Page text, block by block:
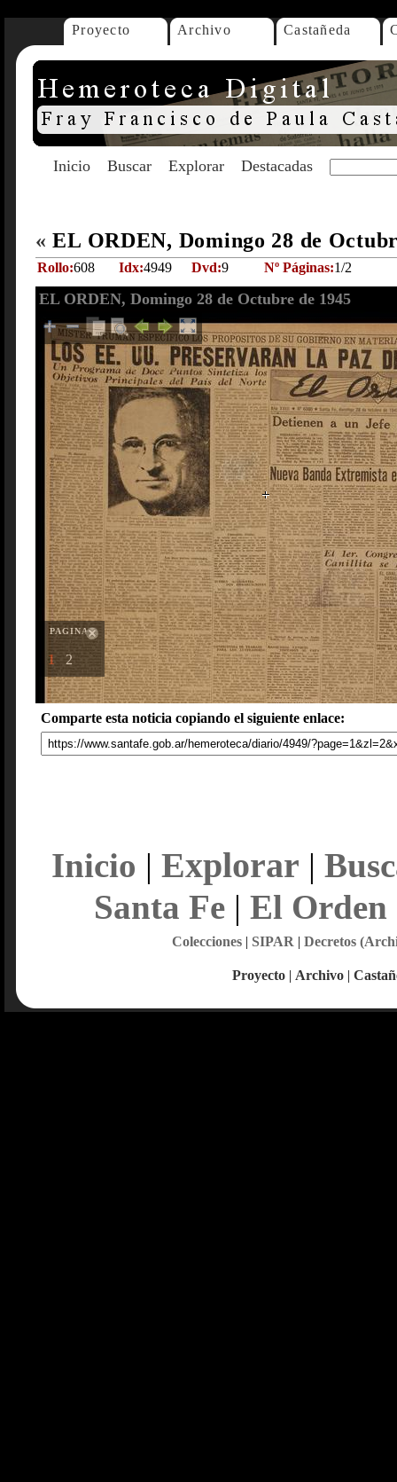
Proyecto Archivo Castañeda
Inicio Buscar Explorar Destacadas
« EL ORDEN, Domingo 28 de
Rollo:608 Idx:4949 Dvd:9 Nº Páginas:1/2
EL ORDEN, Domingo 28 de Octubre de 1945
PAGINAS
1 2
Comparte esta noticia copiando el siguiente enlace:
Inicio | Explorar |
Santa Fe| El Orden
Colecciones| SIPAR | Decretos
Proyecto | Archivo |